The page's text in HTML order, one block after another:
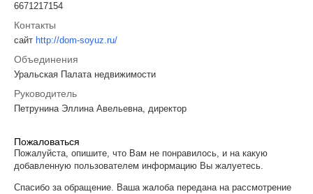
6671217154
Контакты
сайт http://dom-soyuz.ru/
Объединения
Уральская Палата недвижимости
Руководитель
Петрунина Эллина Авельевна, директор
Пожаловаться
Пожалуйста, опишите, что Вам не понравилось, и на какую
добавленную пользователем информацию Вы жалуетесь.
Спасибо за обращение. Ваша жалоба передана на рассмотрение